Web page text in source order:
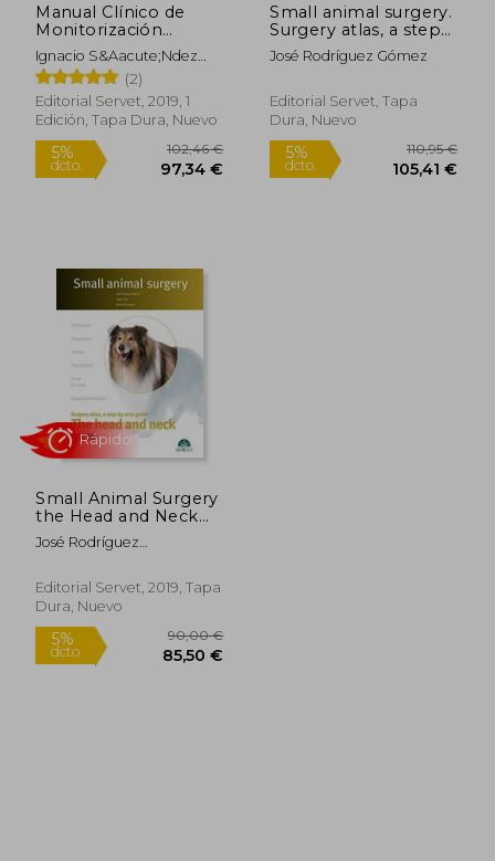
Manual Clínico de
Monitorización
Anestésica en
Pequeños Animales -
Libros de Veterinaria -
Editorial Servet
Ignacio S&Aacute;Ndez
Cordero
(2)
Editorial Servet, 2019, 1
Edición, Tapa Dura, Nuevo
5% 102,46 €
97,34 €
Small animal surgery.
Surgery atlas, a step-
by-step guide. Basic
principles and
José Rodríguez Gómez
Editorial Servet, Tapa
Dura, Nuevo
Small Animal Surgery
the Head and Neck
Voli (Papel+E Book)
(en Inglés)
José Rodríguez
Ceballos,Roberto
Bussadori
Editorial Servet, 2019, Tapa
Dura, Nuevo
Rápido